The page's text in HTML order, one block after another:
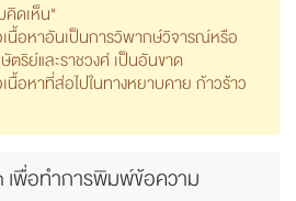
คิดเห็น"
นื้อหาอันเป็นการวิพากษ์วิจารณ์หรือ
ริย์และราชวงศ์ เป็นอันขาด
อหาที่ส่อไปในทางหยาบคาย ก้าวร้าว
พื่อทำการพิมพ์ข้อความ